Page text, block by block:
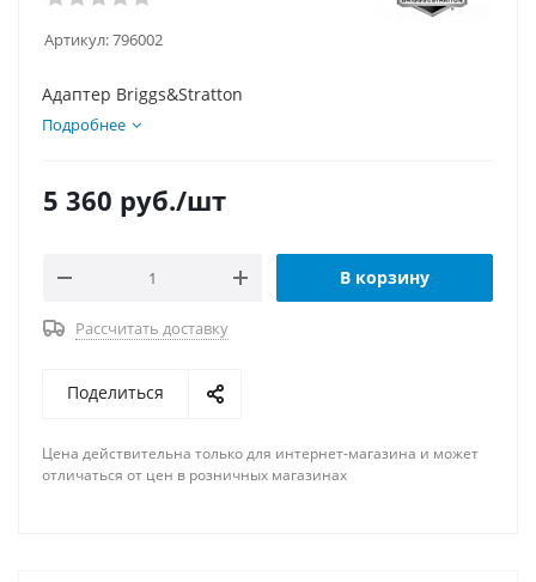
Артикул:796002
Адаптер Briggs&Stratton
Подробнее
5 360 руб./шт
В корзину
Рассчитать доставку
Поделиться
Цена действительна только для интернет-магазина и может
отличаться от цен в розничных магазинах